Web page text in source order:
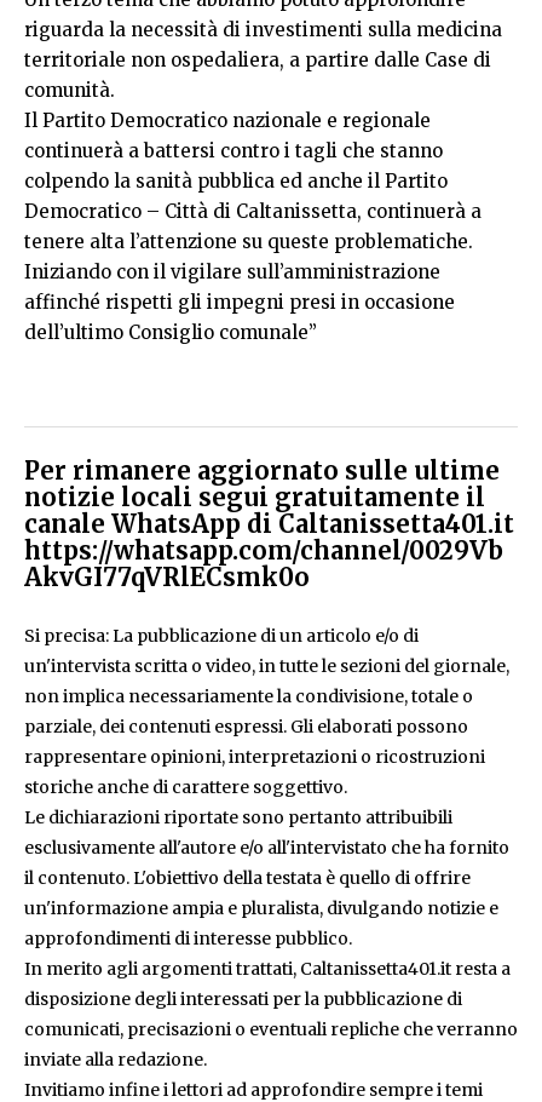
riguarda la necessità di investimenti sulla medicina
territoriale non ospedaliera, a partire dalle Case di
comunità.
Il Partito Democratico nazionale e regionale
continuerà a battersi contro i tagli che stanno
colpendo la sanità pubblica ed anche il Partito
Democratico – Città di Caltanissetta, continuerà a
tenere alta l’attenzione su queste problematiche.
Iniziando con il vigilare sull’amministrazione
affinché rispetti gli impegni presi in occasione
dell’ultimo Consiglio comunale”
Per rimanere aggiornato sulle ultime
notizie locali segui gratuitamente il
canale WhatsApp di Caltanissetta401.it
https://whatsapp.com/channel/0029Vb
AkvGI77qVRlECsmk0o
Si precisa: La pubblicazione di un articolo e/o di
un'intervista scritta o video, in tutte le sezioni del giornale,
non implica necessariamente la condivisione, totale o
parziale, dei contenuti espressi. Gli elaborati possono
rappresentare opinioni, interpretazioni o ricostruzioni
storiche anche di carattere soggettivo.
Le dichiarazioni riportate sono pertanto attribuibili
esclusivamente all'autore e/o all'intervistato che ha fornito
il contenuto. L'obiettivo della testata è quello di offrire
un'informazione ampia e pluralista, divulgando notizie e
approfondimenti di interesse pubblico.
In merito agli argomenti trattati, Caltanissetta401.it resta a
disposizione degli interessati per la pubblicazione di
comunicati, precisazioni o eventuali repliche che verranno
inviate alla redazione.
Invitiamo infine i lettori ad approfondire sempre i temi